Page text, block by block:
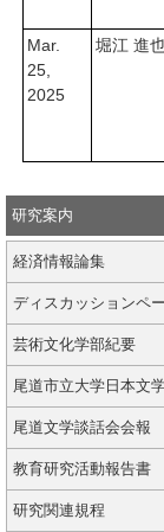
Mar.
25,
2025
堀江 進
研究案内
経済情報論集
ディスカッションペ
芸術文化学部紀要
尾道市立大学日本文
尾道文学談話会会報
教育研究活動報告書
研究関連規程